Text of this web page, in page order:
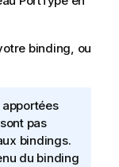
binding, ou
pas
bindings.
du binding